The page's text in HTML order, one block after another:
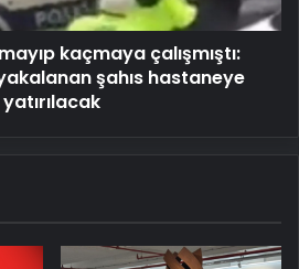
kaçmaya çalışmıştı:
şahıs hastaneye
yatırılacak